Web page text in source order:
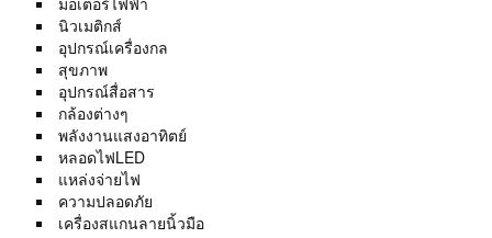
นิวเมติกส์
อุปกรณ์เครื่องกล
สุขภาพ
อุปกรณ์สื่อสาร
กล้องต่างๆ
พลังงานแสงอาทิตย์
หลอดไฟLED
แหล่งจ่ายไฟ
ความปลอดภัย
เครื่องสแกนลายนิ้วมือ